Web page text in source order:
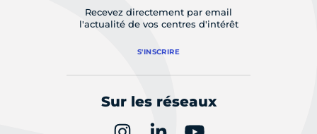
Recevez directement par email
l'actualité de vos centres d'intérêt
S'INSCRIRE
Sur les réseaux